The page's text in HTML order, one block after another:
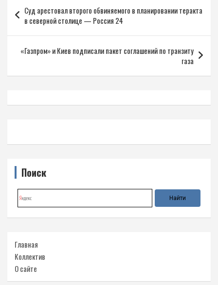
по
записям
Суд арестовал второго обвиняемого в планировании теракта
в северной столице — Россия 24
«Газпром» и Киев подписали пакет соглашений по транзиту
газа
Поиск
Главная
Коллектив
О сайте